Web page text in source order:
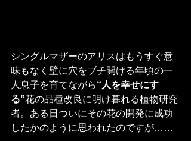
シングルマザーのアリスはもうすぐ意
味もなく壁に穴をブチ開ける年頃の一
人息子を育てながら“人を幸せにす
る”花の品種改良に明け暮れる植物研究
者。ある日ついにその花の開発に成功
したかのように思われたのですが……